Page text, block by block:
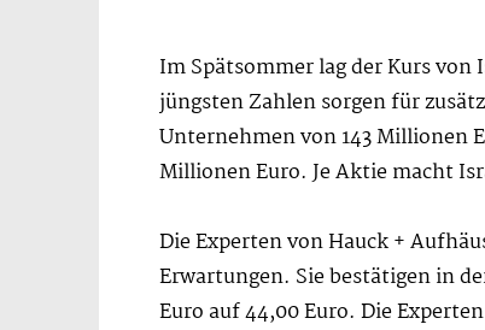
Im Spätsommer lag der Kurs
jüngsten Zahlen sorgen für
Unternehmen von 143 Millionen
Millionen Euro. Je Aktie macht
Die Experten von Hauck +
Erwartungen. Sie bestätigen in
Euro auf 44,00 Euro. Die